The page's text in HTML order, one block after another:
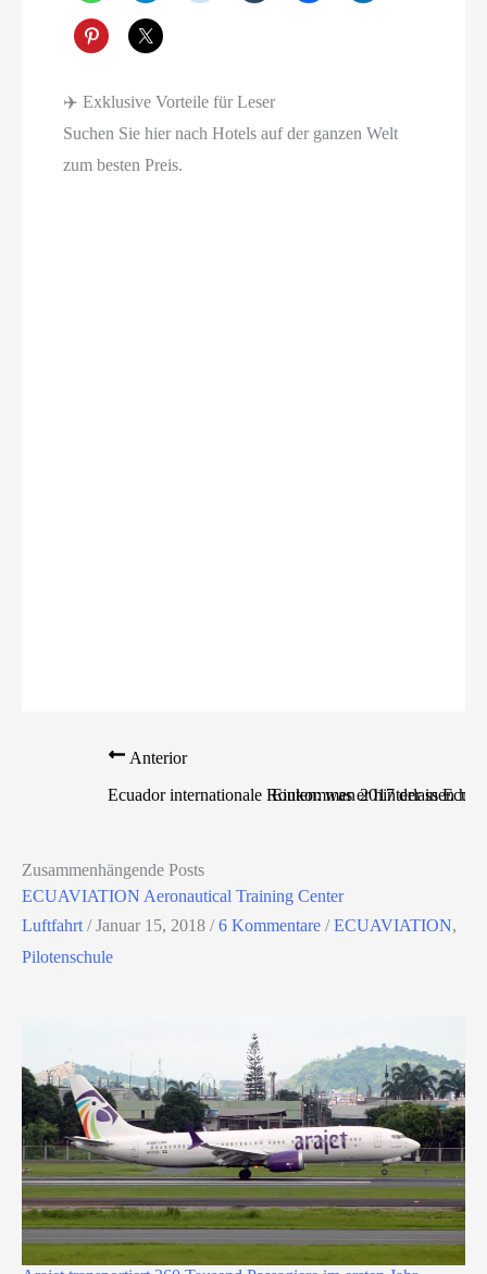
✈️ Exklusive Vorteile für Leser
Suchen Sie hier nach Hotels auf der ganzen Welt
zum besten Preis.
Anterior
Ecuador internationale Routen: was er hinterlassen hat
Einkommen 2017 der in
Zusammenhängende Posts
ECUAVIATION Aeronautical Training Center
Luftfahrt /Januar 15, 2018 /6 Kommentare /ECUAVIATION,
Pilotenschule